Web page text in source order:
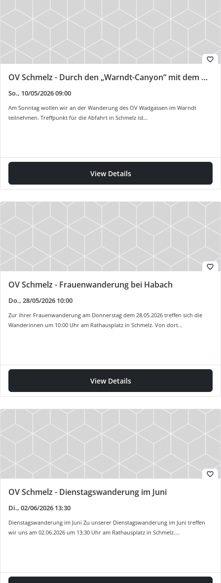
favorite_border
OV Schmelz - Durch den „Warndt-Canyon“ mit dem OV Wadgassen
So., 10/05/2026 09:00
Am Sonntag wollen wir an der Wanderung des OV Wadgassen im Warndt
teilnehmen. Treffpunkt für die Abfahrt in Schmelz ist…
View Details
favorite_border
OV Schmelz - Frauenwanderung bei Habach
Do., 28/05/2026 10:00
Zur ihrer Frauenwanderung am Donnerstag dem 28.05.2026 treffen sich die
Wanderinnen um 10:00 Uhr am Rathausplatz in Schmelz. Von dort…
View Details
favorite_border
OV Schmelz - Dienstagswanderung im Juni
Di., 02/06/2026 13:30
Dienstagswanderung im Juni Zu unserer Dienstagswanderung im Juni treffen
wir uns am 02.06.2026 um 13:30 Uhr am Rathausplatz in Schmelz.…